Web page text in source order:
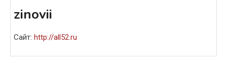
zinovii
Сайт: http://all52.ru